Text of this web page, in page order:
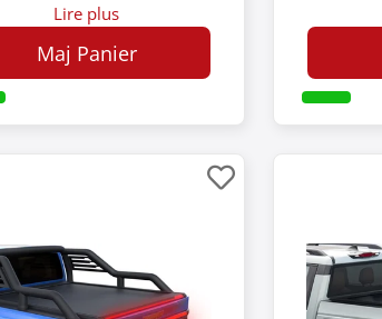
Lire plus
Maj Panier